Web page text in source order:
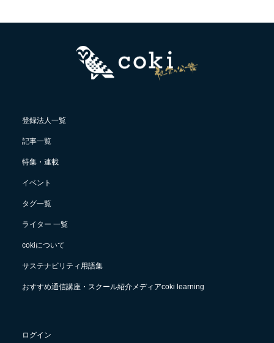
登録法人一覧
記事一覧
特集・連載
イベント
タグ一覧
ライター 一覧
cokiについて
サステナビリティ用語集
おすすめ通信講座・スクール紹介メディアcoki learning
ログイン